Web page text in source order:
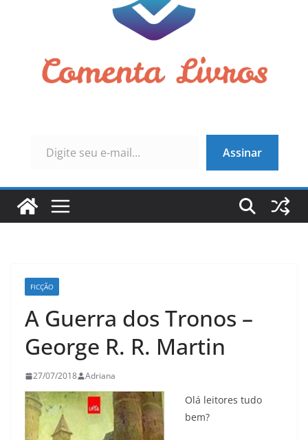
Assinar
FICÇÃO
A Guerra dos Tronos –
George R. R. Martin
27/07/2018 Adriana
Olá leitores tudo
bem?